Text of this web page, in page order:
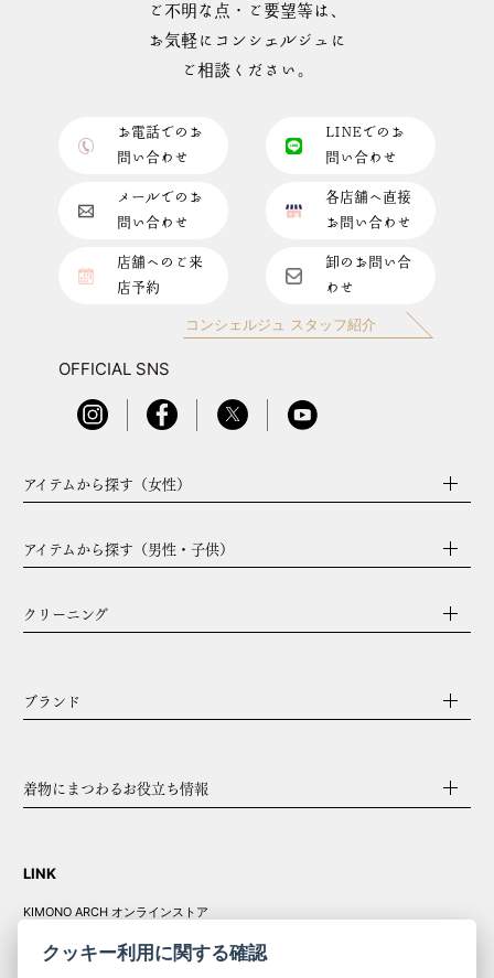
ご不明な点・ご要望等は、
お気軽にコンシェルジュに
ご相談ください。
お電話でのお
問い合わせ
LINEでのお
問い合わせ
メールでのお
問い合わせ
各店舗へ直接
お問い合わせ
店舗へのご来
店予約
卸のお問い合
わせ
コンシェルジュ スタッフ紹介
OFFICIAL SNS
アイテムから探す（女性）
アイテムから探す（男性・子供）
クリーニング
ブランド
着物にまつわるお役立ち情報
LINK
KIMONO ARCH オンラインストア
クッキー利用に関する確認